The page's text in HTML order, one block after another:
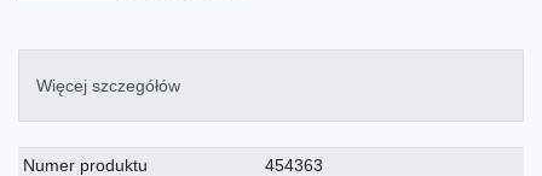
Więcej szczegółów
Charakterystyka
Wartość
Numer produktu
454363